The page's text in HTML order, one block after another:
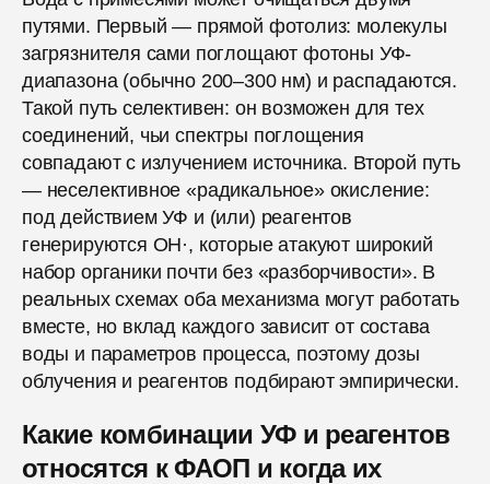
путями. Первый — прямой фотолиз: молекулы
загрязнителя сами поглощают фотоны УФ-
диапазона (обычно 200–300 нм) и распадаются.
Такой путь селективен: он возможен для тех
соединений, чьи спектры поглощения
совпадают с излучением источника. Второй путь
— неселективное «радикальное» окисление:
под действием УФ и (или) реагентов
генерируются ОН·, которые атакуют широкий
набор органики почти без «разборчивости». В
реальных схемах оба механизма могут работать
вместе, но вклад каждого зависит от состава
воды и параметров процесса, поэтому дозы
облучения и реагентов подбирают эмпирически.
Какие комбинации УФ и реагентов
относятся к ФАОП и когда их